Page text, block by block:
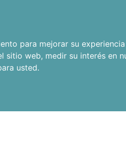
para mejorar su
sitio web, medir su interés en
usted.